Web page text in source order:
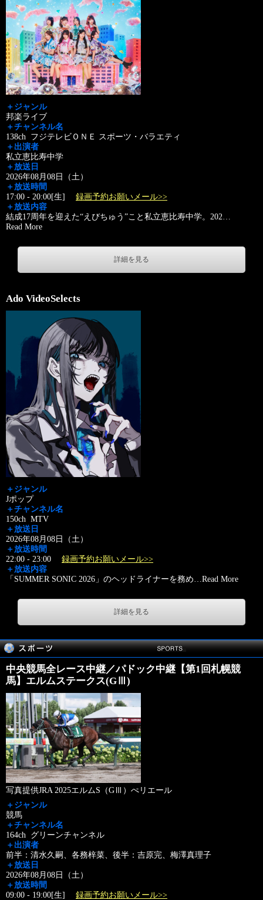
＋ジャンル
邦楽ライブ
＋チャンネル名
138ch フジテレビＯＮＥ スポーツ・バラエティ
＋出演者
私立恵比寿中学
＋放送日
2026年08月08日（土）
＋放送時間
17:00 - 20:00[生] 録画予約お願いメール>>
＋放送内容
結成17周年を迎えた“えびちゅう”こと私立恵比寿中学。202…
Read More
詳細を見る
Ado VideoSelects
＋ジャンル
Jポップ
＋チャンネル名
150ch MTV
＋放送日
2026年08月08日（土）
＋放送時間
22:00 - 23:00 録画予約お願いメール>>
＋放送内容
「SUMMER SONIC 2026」のヘッドライナーを務め…Read More
詳細を見る
中央競馬全レース中継／パドック中継【第1回札幌競
馬】エルムステークス(GⅢ)
写真提供JRA 2025エルムS（GⅢ）ぺリエール
＋ジャンル
競馬
＋チャンネル名
164ch グリーンチャンネル
＋出演者
前半：清水久嗣、各務梓菜、後半：吉原完、梅澤真理子
＋放送日
2026年08月08日（土）
＋放送時間
09:00 - 19:00[生] 録画予約お願いメール>>